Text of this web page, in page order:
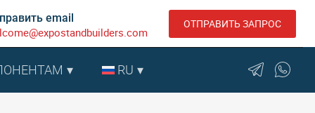
email ОТПРАВИТЬ ЗАПРОС
RU